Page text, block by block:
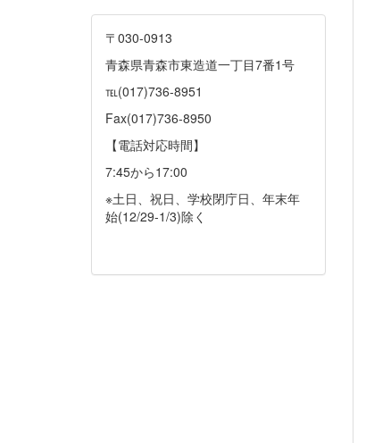
〒030-0913
青森県青森市東造道一丁目7番1号
℡(017)736-8951
Fax(017)736-8950
【電話対応時間】
7:45から17:00
※土日、祝日、学校閉庁日、年末年
始(12/29-1/3)除く